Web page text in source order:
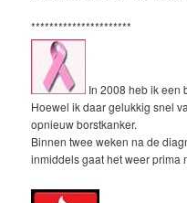
**********************
In 2008 heb ik een
Hoewel ik daar gelukkig snel
opnieuw borstkanker.
Binnen twee weken na de
inmiddels gaat het weer prima